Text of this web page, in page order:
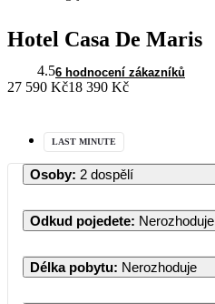
Hotel Casa De Maris
4.56 hodnocení zákazníků
27 590 Kč18 390 Kč
LAST MINUTE
Osoby: 2 dospělí
Odkud pojedete: Nerozhoduje
Délka pobytu: Nerozhoduje